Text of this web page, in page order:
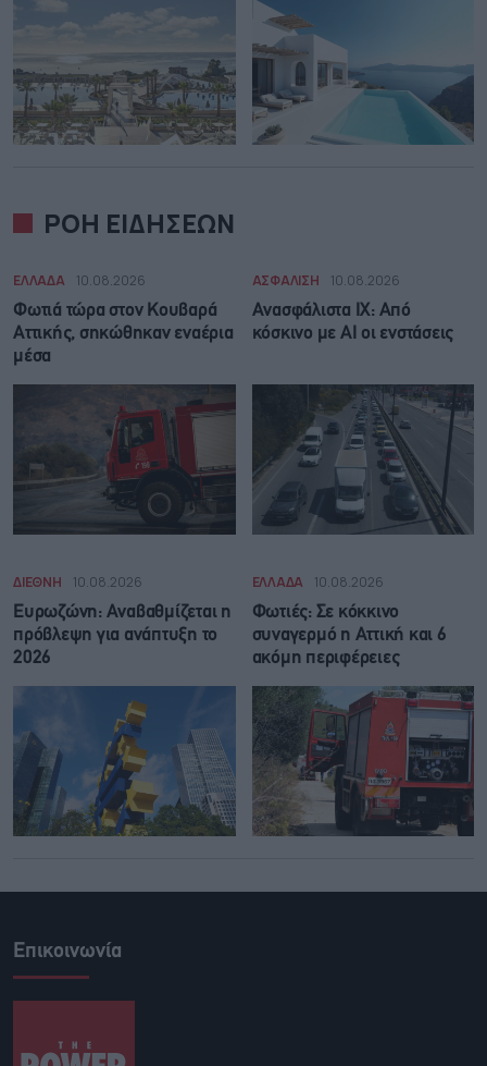
ΡΟΗ ΕΙΔΗΣΕΩΝ
ΕΛΛΑΔΑ 10.08.2026
Φωτιά τώρα στον Κουβαρά
Αττικής, σηκώθηκαν εναέρια
μέσα
ΑΣΦΑΛΙΣΗ 10.08.2026
Ανασφάλιστα ΙΧ: Από
κόσκινο με AI οι ενστάσεις
ΔΙΕΘΝΗ 10.08.2026
Ευρωζώνη: Αναβαθμίζεται η
πρόβλεψη για ανάπτυξη το
2026
ΕΛΛΑΔΑ 10.08.2026
Φωτιές: Σε κόκκινο
συναγερμό η Αττική και 6
ακόμη περιφέρειες
Επικοινωνία